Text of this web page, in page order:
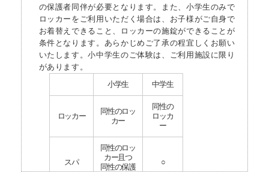
の保護者同伴が必要となります。また、小学生のみで
ロッカーをご利用いただく場合は、お子様がご自身で
お着替えできること、ロッカーの施錠ができることが
条件となります。あらかじめご了承の程宜しくお願い
いたします。小中学生のご体験は、ご利用施設に限り
があります。
小学生 中学生
ロッカー
同性のロッ
カー
同性の
ロッカ
ー
スパ
同性のロッ
カー且つ
同性の保護
○